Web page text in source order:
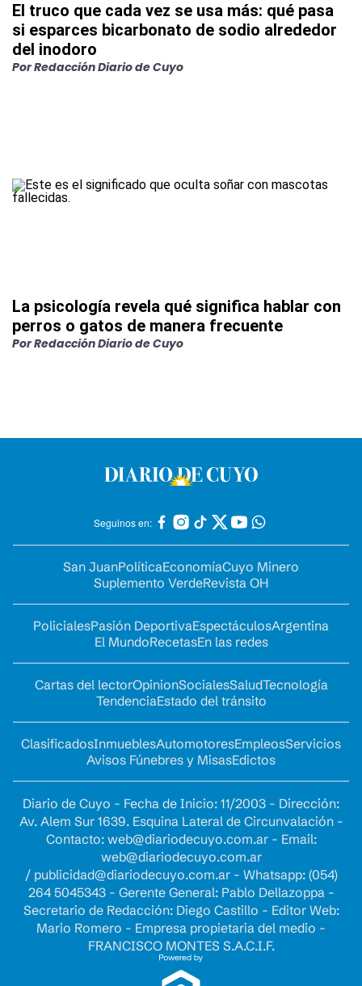
El truco que cada vez se usa más: qué pasa
si esparces bicarbonato de sodio alrededor
del inodoro
PorRedacción Diario de Cuyo
La psicología revela qué significa hablar con
perros o gatos de manera frecuente
PorRedacción Diario de Cuyo
Seguinos en:
San JuanPolíticaEconomíaCuyo Minero
Suplemento VerdeRevista OH
PolicialesPasión DeportivaEspectáculosArgentina
El MundoRecetasEn las redes
Cartas del lectorOpinionSocialesSaludTecnología
TendenciaEstado del tránsito
ClasificadosInmueblesAutomotoresEmpleosServicios
Avisos Fúnebres y MisasEdictos
Diario de Cuyo - Fecha de Inicio: 11/2003 - Dirección:
Av. Alem Sur 1639. Esquina Lateral de Circunvalación -
Contacto: web@diariodecuyo.com.ar- Email:
web@diariodecuyo.com.ar
/ publicidad@diariodecuyo.com.ar- Whatsapp: (054)
264 5045343 - Gerente General: Pablo Dellazoppa -
Secretario de Redacción: Diego Castillo - Editor Web:
Mario Romero - Empresa propietaria del medio -
FRANCISCO MONTES S.A.C.I.F.